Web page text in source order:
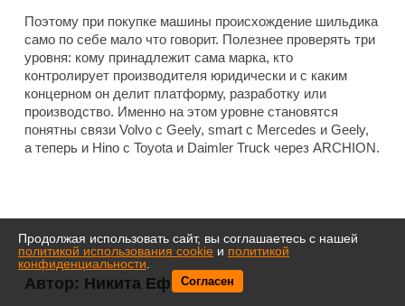
Поэтому при покупке машины происхождение шильдика
само по себе мало что говорит. Полезнее проверять три
уровня: кому принадлежит сама марка, кто
контролирует производителя юридически и с каким
концерном он делит платформу, разработку или
производство. Именно на этом уровне становятся
понятны связи Volvo с Geely, smart с Mercedes и Geely,
а теперь и Hino с Toyota и Daimler Truck через ARCHION.
Автор: Никита Ефименков
Продолжая использовать сайт, вы соглашаетесь с нашей
политикой использования cookie и политикой
конфиденциальности
Согласен